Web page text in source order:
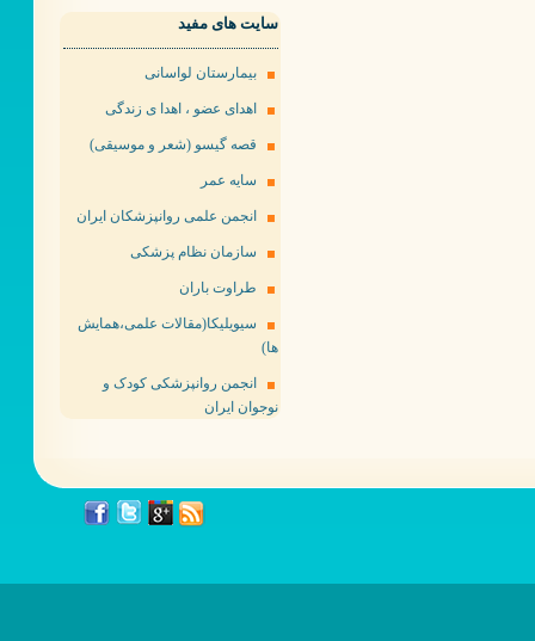
سایت های مفید
بیمارستان لواسانی
اهدای عضو ، اهدا ی زندگی
قصه گیسو (شعر و موسیقی)
سایه عمر
انجمن علمی روانپزشکان ایران
سازمان نظام پزشکی
طراوت باران
سیویلیکا(مقالات علمی،همایش
ها)
انجمن روانپزشکی کودک و
نوجوان ایران